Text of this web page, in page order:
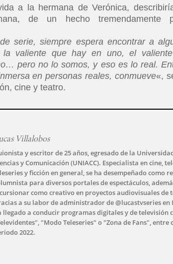
a la hermana de Verónica,
de un hecho
serie, siempre espera encontrar a
la valiente que hay en uno, el
pero no lo somos, y eso es lo real.
en personas reales, conmueve«,
cine y teatro.
Villalobos
y escritor de 25 años, egresado de la
y Comunicación (UNIACC). Especialista en cine,
y ficción en general, se ha desempeñado como
para diversos portales de espectáculos,
como creativo en proyectos audiovisuales de
a su labor de administrador de @lucastvseries en
llegado a conducir programas digitales y de televisión
"Modo Teleseries" o "Zona de Fans", entre
2022.